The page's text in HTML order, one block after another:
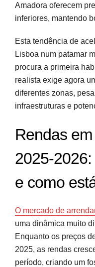
Amadora oferecem
inferiores, mantendo
Esta tendência de
Lisboa num patamar
procura a primeira
realista exige agora
diferentes zonas,
infraestruturas e
Rendas
2025-
e como
O mercado de
uma dinâmica muito
Enquanto os preços
2025, as rendas
período, criando um